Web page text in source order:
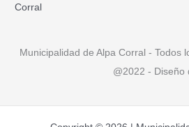
Corral
Municipalidad de Alpa Corral - Todos
@2022 - Diseño